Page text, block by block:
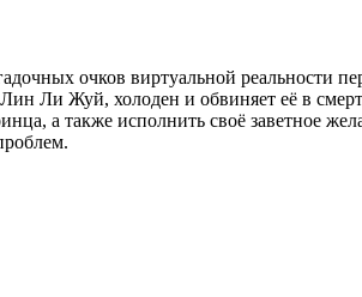
очков виртуальной реальности
Ли Жуй, холоден и обвиняет её в
а также исполнить своё заветное